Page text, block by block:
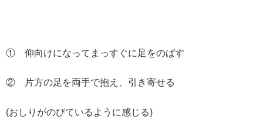
① 仰向けになってまっすぐに足をのばす
② 片方の足を両手で抱え、引き寄せる
(おしりがのびているように感じる)